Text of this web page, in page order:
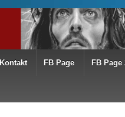
Kontakt FB Page FB Page